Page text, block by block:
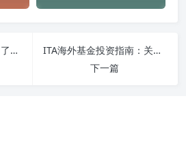
ITA海外基金投资指南：了解如何选择最佳投资方案#启牛#创必承#谱蓝#微淼#长投
ITA海外基金投资指南：关键信息披露与风险管理策略#启牛#创必承#谱蓝#微淼#长投
下一篇